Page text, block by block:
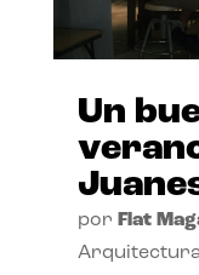
Un
por Flat